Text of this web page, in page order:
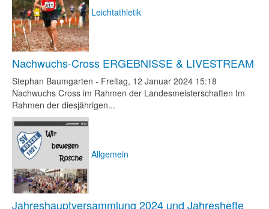
Leichtathletik
Nachwuchs-Cross ERGEBNISSE & LIVESTREAM
Stephan Baumgarten - Freitag, 12 Januar 2024 15:18
Nachwuchs Cross im Rahmen der Landesmeisterschaften Im
Rahmen der diesjährigen...
Allgemein
Jahreshauptversammlung 2024 und Jahreshefte